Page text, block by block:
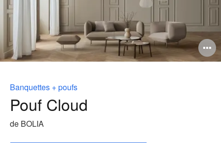
Banquettes + poufs
Pouf Cloud
de BOLIA